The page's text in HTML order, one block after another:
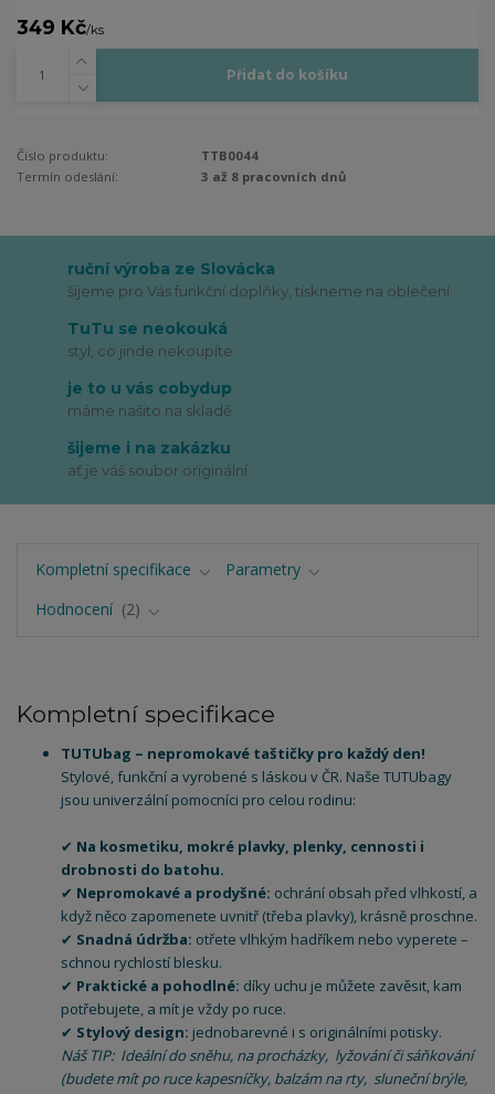
349 Kč/ks
Přidat do košíku
Číslo produktu:
TTB0044
Termín odeslání:
3 až 8 pracovních dnů
ruční výroba ze Slovácka
šijeme pro Vás funkční doplňky, tiskneme na oblečení
TuTu se neokouká
styl, co jinde nekoupíte
je to u vás cobydup
máme našito na skladě
šijeme i na zakázku
ať je váš soubor originální
Kompletní specifikace
Parametry
Hodnocení
2
Kompletní specifikace
TUTUbag – nepromokavé taštičky pro každý den!
Stylové, funkční a vyrobené s láskou v ČR. Naše TUTUbagy
jsou univerzální pomocníci pro celou rodinu:
✔ Na kosmetiku, mokré plavky, plenky, cennosti i
drobnosti do batohu.
✔ Nepromokavé a prodyšné: ochrání obsah před vlhkostí, a
když něco zapomenete uvnitř (třeba plavky), krásně proschne.
✔ Snadná údržba: otřete vlhkým hadříkem nebo vyperete –
schnou rychlostí blesku.
✔ Praktické a pohodlné: díky uchu je můžete zavěsit, kam
potřebujete, a mít je vždy po ruce.
✔ Stylový design: jednobarevné i s originálními potisky.
Náš TIP: Ideální do sněhu, na procházky, lyžování či sáňkování
(budete mít po ruce kapesníčky, balzám na rty, sluneční brýle,